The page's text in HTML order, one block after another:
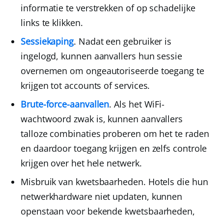
informatie te verstrekken of op schadelijke
links te klikken.
Sessiekaping. Nadat een gebruiker is
ingelogd, kunnen aanvallers hun sessie
overnemen om ongeautoriseerde toegang te
krijgen tot accounts of services.
Brute-force-aanvallen. Als het WiFi-
wachtwoord zwak is, kunnen aanvallers
talloze combinaties proberen om het te raden
en daardoor toegang krijgen en zelfs controle
krijgen over het hele netwerk.
Misbruik van kwetsbaarheden. Hotels die hun
netwerkhardware niet updaten, kunnen
openstaan voor bekende kwetsbaarheden,